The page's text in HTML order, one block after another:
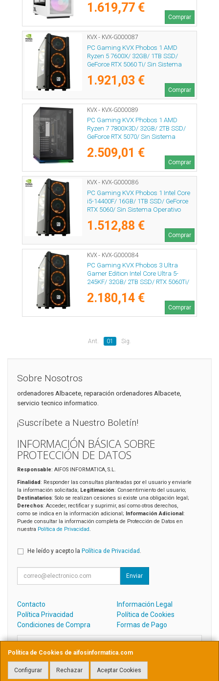
1.619,77 €
Comprar
KVX - KVX-G000087
PC Gaming KVX Phobos 1 AMD
Ryzen 5 7600X/ 32GB/ 1TB SSD/
GeForce RTX 5060 Ti/ Sin Sistema
1.921,03 €
Comprar
KVX - KVX-G000089
PC Gaming KVX Phobos 1 AMD
Ryzen 7 7800X3D/ 32GB/ 2TB SSD/
GeForce RTX 5070/ Sin Sistema
2.509,01 €
Comprar
KVX - KVX-G000086
PC Gaming KVX Phobos 1 Intel Core
i5-14400F/ 16GB/ 1TB SSD/ GeForce
RTX 5060/ Sin Sistema Operativo
1.512,88 €
Comprar
KVX - KVX-G000084
PC Gaming KVX Phobos 3 Ultra
Gamer Edition Intel Core Ultra 5-
245KF/ 32GB/ 2TB SSD/ RTX 5060Ti/
2.180,14 €
Comprar
Ant. 01 Sig.
Política de Cookies de aifosinformatica.com
Configurar Rechazar Aceptar Cookies
Sobre Nosotros
ordenadores Albacete, reparación ordenadores Albacete,
servicio tecnico informatico.
¡Suscríbete a Nuestro Boletín!
INFORMACIÓN BÁSICA SOBRE
PROTECCIÓN DE DATOS
Responsable: AIFOS INFORMATICA, S.L.
Finalidad: Responder las consultas planteadas por el usuario y enviarle
la información solicitada; Legitimación: Consentimiento del usuario;
Destinatarios: Solo se realizan cesiones si existe una obligación legal;
Derechos: Acceder, rectificar y suprimir, así como otros derechos,
como se indica en la información adicional;
Información Adicional :
Puede consultar la información completa de Protección de Datos en
nuestra Política de Privacidad .
He leído y acepto la Política de Privacidad
Enviar
Contacto
Información Legal
Política Privacidad
Política de Cookies
Condiciones de Compra
Formas de Pago
Contacto
admin@aifosinformatica.com